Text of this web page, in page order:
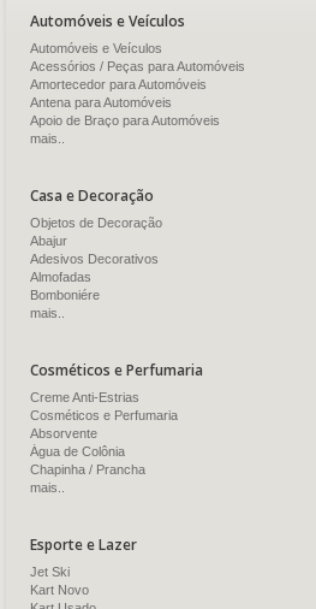
Automóveis e Veículos
Automóveis e Veículos
Acessórios / Peças para Automóveis
Amortecedor para Automóveis
Antena para Automóveis
Apoio de Braço para Automóveis
mais..
Casa e Decoração
Objetos de Decoração
Abajur
Adesivos Decorativos
Almofadas
Bomboniére
mais..
Cosméticos e Perfumaria
Creme Anti-Estrias
Cosméticos e Perfumaria
Absorvente
Água de Colônia
Chapinha / Prancha
mais..
Esporte e Lazer
Jet Ski
Kart Novo